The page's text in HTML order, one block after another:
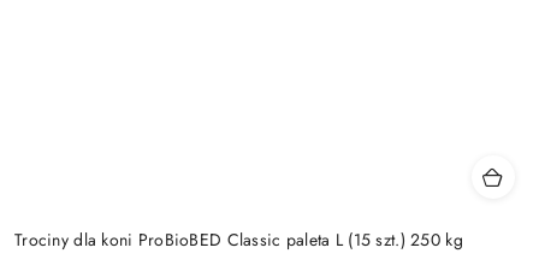
Trociny dla koni ProBioBED Classic paleta L (15 szt.) 250 kg